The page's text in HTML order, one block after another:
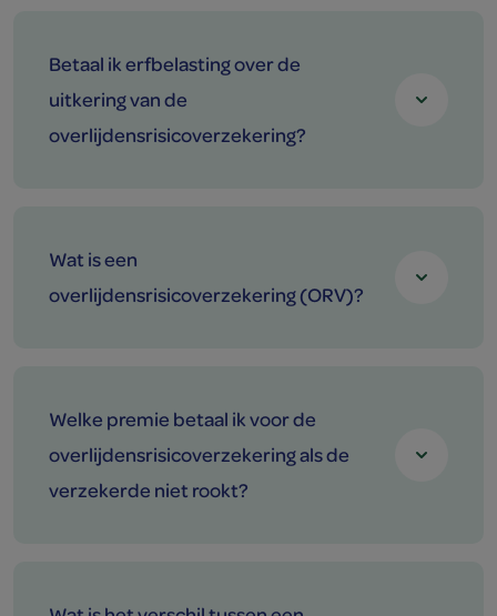
Betaal ik erfbelasting over de
uitkering van de
overlijdensrisicoverzekering?
Wat is een
overlijdensrisicoverzekering (ORV)?
Welke premie betaal ik voor de
overlijdensrisicoverzekering als de
verzekerde niet rookt?